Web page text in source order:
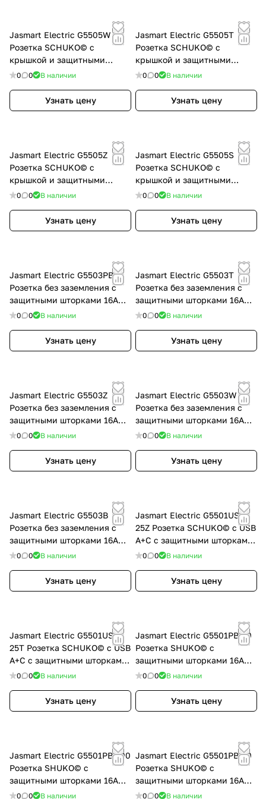
Jasmart Electric G5505W
Розетка SCHUKO© с
крышкой и защитными
шторками 16A 250V~ 2P+T,
0 0 В наличии
Узнать цену
Jasmart Electric G5505T
Розетка SCHUKO© с
крышкой и защитными
шторками 16A 250V~ 2P+T,
0 0 В наличии
Узнать цену
Jasmart Electric G5505Z
Розетка SCHUKO© с
крышкой и защитными
шторками 16A 250V~ 2P+T,
0 0 В наличии
Узнать цену
Jasmart Electric G5505S
Розетка SCHUKO© с
крышкой и защитными
шторками 16A 250V~ 2P+T,
0 0 В наличии
Узнать цену
Jasmart Electric G5503PB
Розетка без заземления с
защитными шторками 16A
250V~ 2P, цвет черный
G5503PB
0 0 В наличии
Узнать цену
Jasmart Electric G5503T
Розетка без заземления с
защитными шторками 16A
250V~ 2P, цвет Тауп, G5503T
0 0 В наличии
Узнать цену
Jasmart Electric G5503Z
Розетка без заземления с
защитными шторками 16A
250V~ 2P, цвет Мокко,
0 0 В наличии
Узнать цену
Jasmart Electric G5503W
Розетка без заземления с
защитными шторками 16A
250V~ 2P, цвет белый
0 0 В наличии
Узнать цену
Jasmart Electric G5503B
Розетка без заземления с
защитными шторками 16A
250V~ 2P, цвет Антрацит,
0 0 В наличии
Узнать цену
Jasmart Electric G5501USB-
25Z Розетка SCHUKO© с USB
A+C с защитными шторками
16A 250V~ 2P+T USB 25W,
0 0 В наличии
Узнать цену
Jasmart Electric G5501USB-
25T Розетка SCHUKO© с USB
A+C с защитными шторками
16A 250V~ 2P+T USB 25W,
0 0 В наличии
Узнать цену
Jasmart Electric G5501PB-50
Розетка SHUKO© с
защитными шторками 16A
250V~ 2P+T, цвет черный
JASMART, набор, 50 шт.
0 0 В наличии
Узнать цену
Jasmart Electric G5501PB-100
Розетка SHUKO© с
защитными шторками 16A
250V~ 2P+T, цвет черный
0 0 В наличии
Jasmart Electric G5501PB-30
Розетка SHUKO© с
защитными шторками 16A
250V~ 2P+T, цвет черный
0 0 В наличии